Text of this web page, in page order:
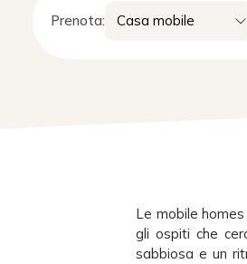
Prenota:
Le mobile
gli ospiti che
sabbiosa e un